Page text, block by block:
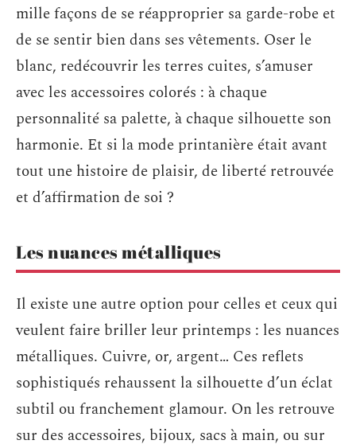
mille façons de se réapproprier sa garde-robe et
de se sentir bien dans ses vêtements. Oser le
blanc, redécouvrir les terres cuites, s’amuser
avec les accessoires colorés : à chaque
personnalité sa palette, à chaque silhouette son
harmonie. Et si la mode printanière était avant
tout une histoire de plaisir, de liberté retrouvée
et d’affirmation de soi ?
Les nuances métalliques
Il existe une autre option pour celles et ceux qui
veulent faire briller leur printemps : les nuances
métalliques. Cuivre, or, argent… Ces reflets
sophistiqués rehaussent la silhouette d’un éclat
subtil ou franchement glamour. On les retrouve
sur des accessoires, bijoux, sacs à main, ou sur